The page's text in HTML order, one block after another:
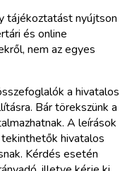
tájékoztatást nyújtson
és online
nem az egyes
a hivatalos
Bár törekszünk a
A leírások
hivatalos
Kérdés esetén